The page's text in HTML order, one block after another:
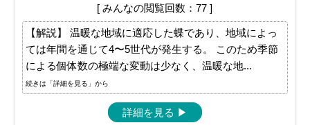
[ みんなの閲覧回数：77 ]
【解説】 温暖な地域に適応した蝶であり、地域によっ
ては年間を通じて4〜5世代が発生する。 このため季節
による個体数の極端な変動は少なく、温暖な地...
続きは「詳細を見る」から
詳細を見る ▶